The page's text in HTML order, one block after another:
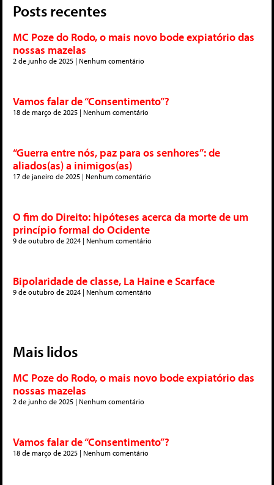
Posts recentes
MC Poze do Rodo, o mais novo bode expiatório das
nossas mazelas
2 de junho de 2025 Nenhum comentário
Vamos falar de “Consentimento”?
18 de março de 2025 Nenhum comentário
“Guerra entre nós, paz para os senhores”: de
aliados(as) a inimigos(as)
17 de janeiro de 2025 Nenhum comentário
O fim do Direito: hipóteses acerca da morte de um
princípio formal do Ocidente
9 de outubro de 2024 Nenhum comentário
Bipolaridade de classe, La Haine e Scarface
9 de outubro de 2024 Nenhum comentário
Mais lidos
MC Poze do Rodo, o mais novo bode expiatório das
nossas mazelas
2 de junho de 2025 Nenhum comentário
Vamos falar de “Consentimento”?
18 de março de 2025 Nenhum comentário